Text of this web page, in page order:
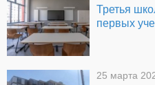
Третья
первых
25 марта